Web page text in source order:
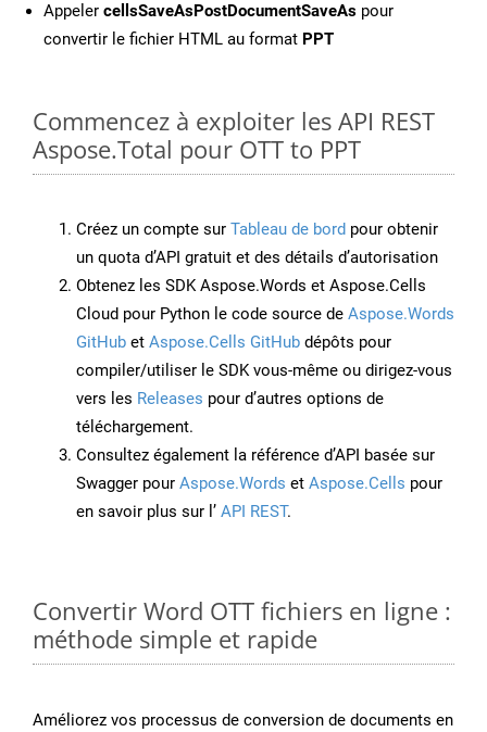
Appeler cellsSaveAsPostDocumentSaveAs pour
convertir le fichier HTML au format PPT
Commencez à exploiter les API REST
Aspose.Total pour OTT to PPT
Créez un compte sur Tableau de bord pour obtenir
un quota d’API gratuit et des détails d’autorisation
Obtenez les SDK Aspose.Words et Aspose.Cells
Cloud pour Python le code source de Aspose.Words
GitHub et Aspose.Cells GitHub dépôts pour
compiler/utiliser le SDK vous-même ou dirigez-vous
vers les Releases pour d’autres options de
téléchargement.
Consultez également la référence d’API basée sur
Swagger pour Aspose.Words et Aspose.Cells pour
en savoir plus sur l’ API REST.
Convertir Word OTT fichiers en ligne :
méthode simple et rapide
Améliorez vos processus de conversion de documents en